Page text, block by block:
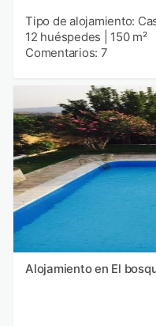
Tipo de alojamiento:
12 huéspedes
150 m²
Comentarios: 7
Alojamiento en El